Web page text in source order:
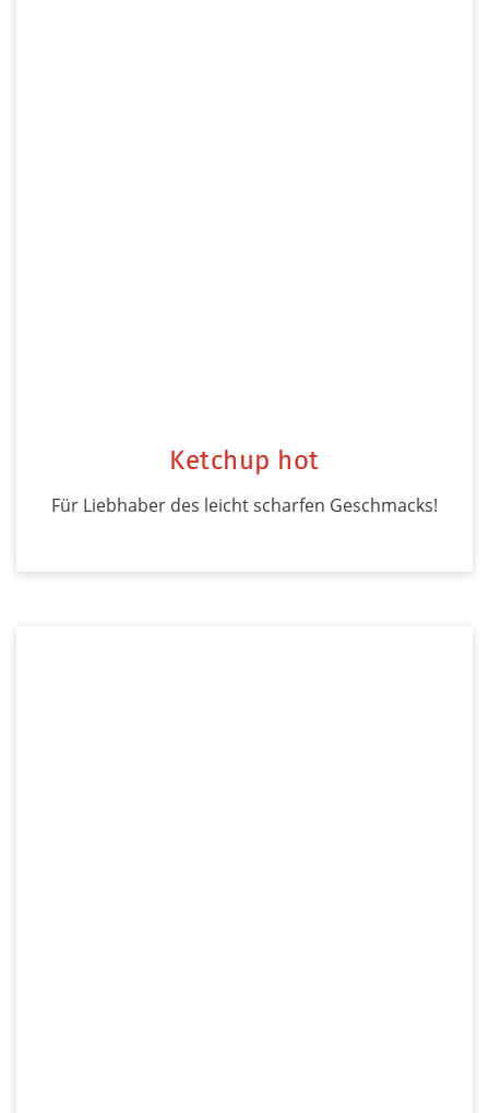
Ketchup hot
Für Liebhaber des leicht scharfen Geschmacks!